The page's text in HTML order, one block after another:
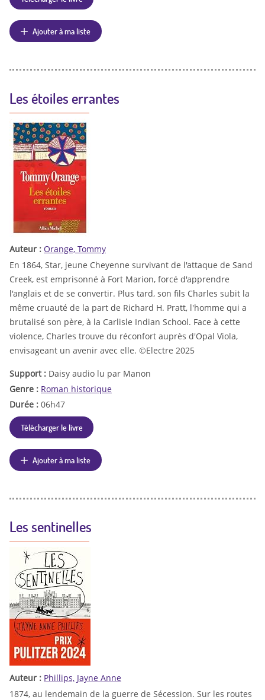
Ajouter à ma liste
Les étoiles errantes
Auteur : Orange, Tommy
En 1864, Star, jeune Cheyenne survivant de l'attaque de Sand
Creek, est emprisonné à Fort Marion, forcé d'apprendre
l'anglais et de se convertir. Plus tard, son fils Charles subit la
même cruauté de la part de Richard H. Pratt, l'homme qui a
brutalisé son père, à la Carlisle Indian School. Face à cette
violence, Charles trouve du réconfort auprès d'Opal Viola,
envisageant un avenir avec elle. ©Electre 2025
Support : Daisy audio lu par Manon
Genre : Roman historique
Durée : 06h47
Télécharger le livre
Ajouter à ma liste
Les sentinelles
Auteur : Phillips, Jayne Anne
1874, au lendemain de la guerre de Sécession. Sur les routes